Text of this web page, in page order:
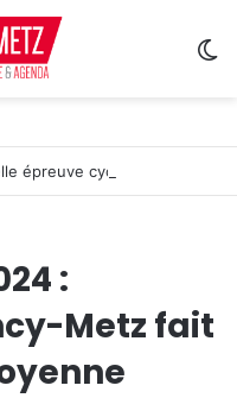
:
Metz fait